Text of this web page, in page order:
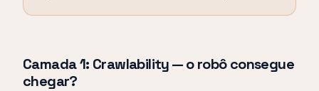
Camada 1: Crawlability — o robô consegue
chegar?